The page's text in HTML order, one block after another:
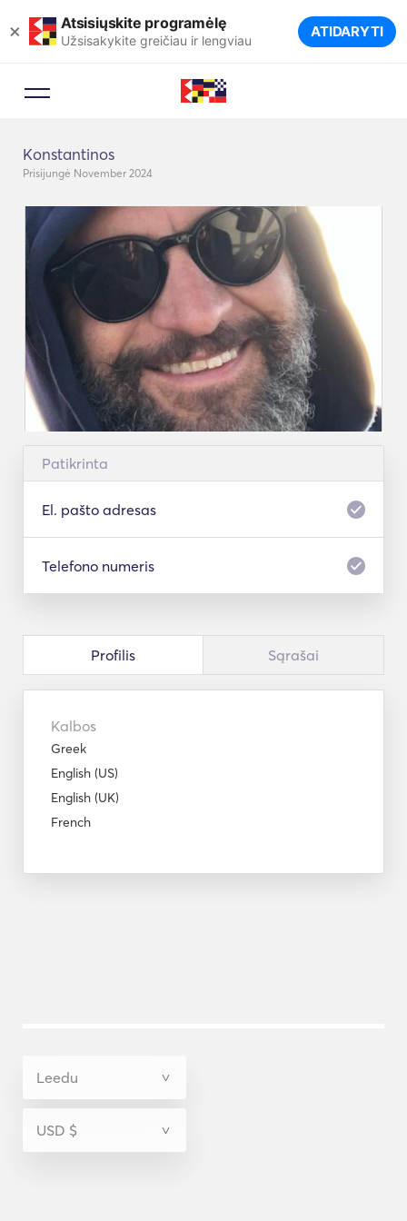
× Atsisiųskite programėlę
Užsisakykite greičiau ir lengviau ATIDARYTI
Konstantinos
Prisijungė November 2024
Patikrinta
El. pašto adresas
Telefono numeris
Profilis Sąrašai
Kalbos
Greek
English (US)
English (UK)
French